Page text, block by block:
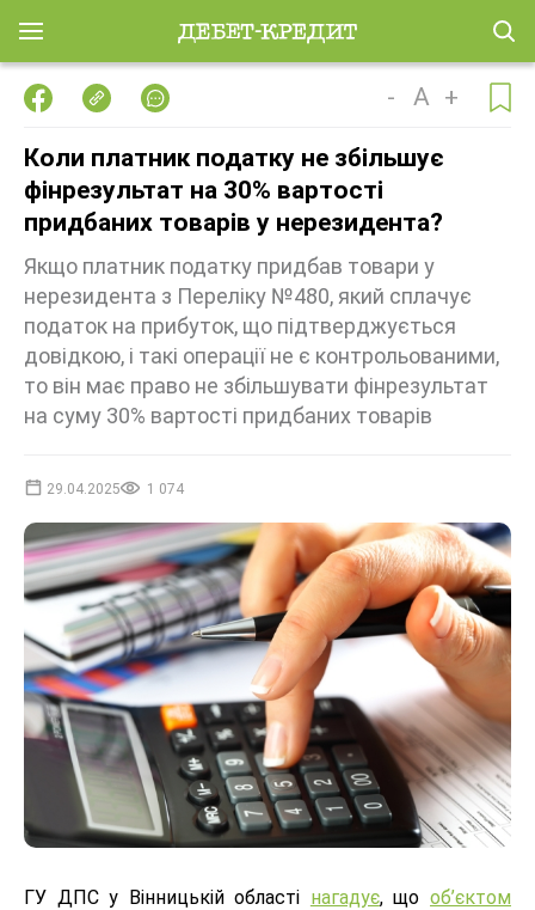
- A +
Коли платник податку не збільшує
фінрезультат на 30% вартості
придбаних товарів у нерезидента?
Якщо платник податку придбав товари у
нерезидента з Переліку №480, який сплачує
податок на прибуток, що підтверджується
довідкою, і такі операції не є контрольованими,
то він має право не збільшувати фінрезультат
на суму 30% вартості придбаних товарів
29.04.2025 1 074
ГУ ДПС у Вінницькій області нагадує, щооб’єктом